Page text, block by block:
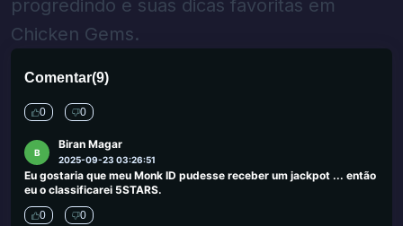
progredindo e suas dicas favoritas em
Chicken Gems.
Comentar(9)
experiências! Excelentes pagamentos !! Muito rápido !! O
atendimento ao cliente é genuinamente útil !! Eu joguei com outros
cassinos antes e sempre algum tipo de situação ou pagamento
fortável em casa com tanta emoção quanto estar no piso do
cassino, este é o lugar para tocar !! Eu sou um jogador feliz!
0 0
B
Biran Magar
2025-09-23 03:26:51
Eu gostaria que meu Monk ID pudesse receber um jackpot ... então
eu o classificarei 5STARS.
0 0